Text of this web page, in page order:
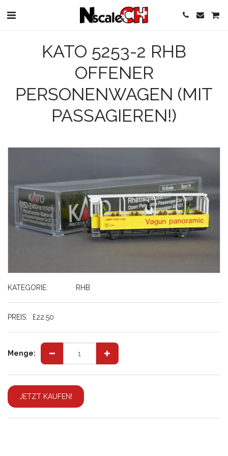
KATO 5253-2 RHB
OFFENER
PERSONENWAGEN (MIT
PASSAGIEREN!)
KATEGORIE: RHB
PREIS: £22.50
Menge:
JETZT KAUFEN!